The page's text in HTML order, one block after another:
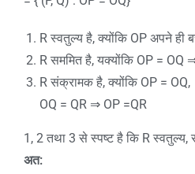
R स्वतुल्य है, क्योंकि OP अपने ही
R सममित है, यक्योंकि OP = OQ
R संक्रामक है, क्योंकि OP = OQ,
OQ = QR ⇒ OP =QR
1, 2 तथा 3 से स्पष्ट है कि R
अत: